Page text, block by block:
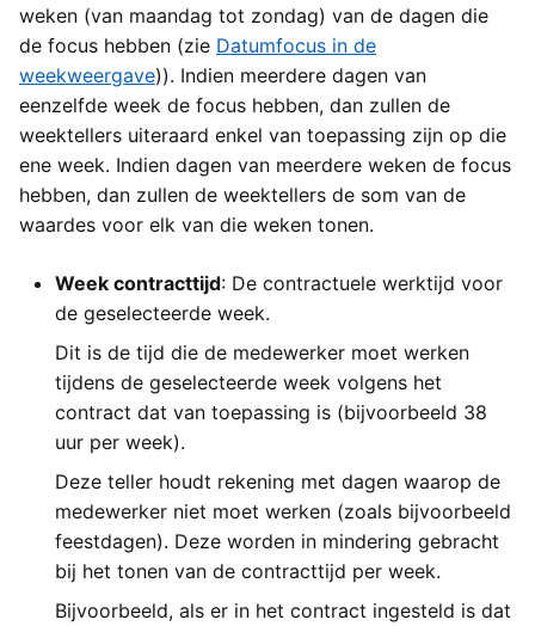
weken (van maandag tot zondag) van de dagen die
de focus hebben (zie Datumfocus in de
weekweergave)). Indien meerdere dagen van
eenzelfde week de focus hebben, dan zullen de
weektellers uiteraard enkel van toepassing zijn op die
ene week. Indien dagen van meerdere weken de focus
hebben, dan zullen de weektellers de som van de
waardes voor elk van die weken tonen.
Week contracttijd: De contractuele werktijd voor
de geselecteerde week.
Dit is de tijd die de medewerker moet werken
tijdens de geselecteerde week volgens het
contract dat van toepassing is (bijvoorbeeld 38
uur per week).
Deze teller houdt rekening met dagen waarop de
medewerker niet moet werken (zoals bijvoorbeeld
feestdagen). Deze worden in mindering gebracht
bij het tonen van de contracttijd per week.
Bijvoorbeeld, als er in het contract ingesteld is dat